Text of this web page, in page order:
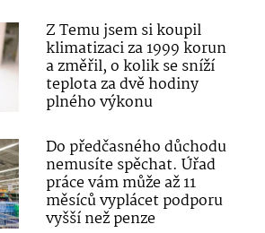
Z Temu jsem si koupil
klimatizaci za 1999 korun
a změřil, o kolik se sníží
teplota za dvě hodiny
plného výkonu
Do předčasného důchodu
nemusíte spěchat. Úřad
práce vám může až 11
měsíců vyplácet podporu
vyšší než penze